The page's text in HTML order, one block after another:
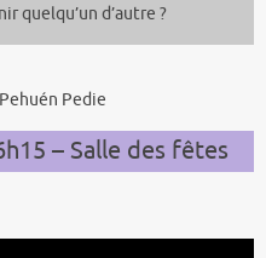
quelqu’un d’autre ?
Pedie
– Salle des fêtes